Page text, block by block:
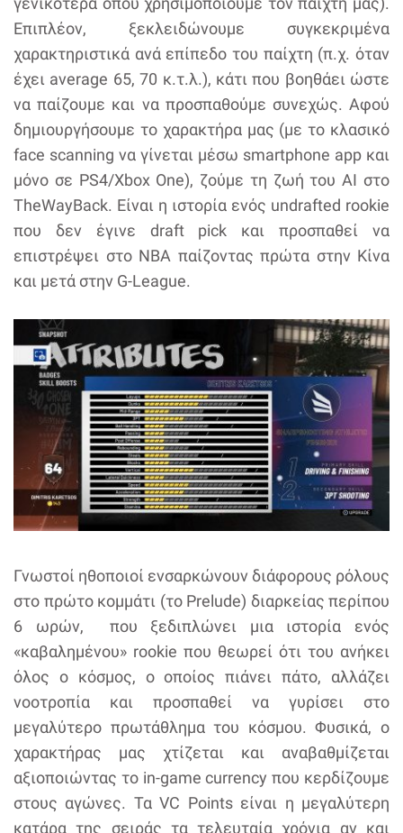
Επιπλέον, ξεκλειδώνουμε συγκεκριμένα
χαρακτηριστικά ανά επίπεδο του παίχτη (π.χ. όταν
έχει average 65, 70 κ.τ.λ.), κάτι που βοηθάει ώστε
να παίζουμε και να προσπαθούμε συνεχώς. Αφού
δημιουργήσουμε το χαρακτήρα μας (με το κλασικό
face scanning να γίνεται μέσω smartphone app και
μόνο σε PS4/Xbox One), ζούμε τη ζωή του AI στο
TheWayBack. Είναι η ιστορία ενός undrafted rookie
που δεν έγινε draft pick και προσπαθεί να
επιστρέψει στο NBA παίζοντας πρώτα στην Κίνα
και μετά στην G-League.
Γνωστοί ηθοποιοί ενσαρκώνουν διάφορους ρόλους
στο πρώτο κομμάτι (το Prelude) διαρκείας περίπου
6 ωρών, που ξεδιπλώνει μια ιστορία ενός
«καβαλημένου» rookie που θεωρεί ότι του ανήκει
όλος ο κόσμος, ο οποίος πιάνει πάτο, αλλάζει
νοοτροπία και προσπαθεί να γυρίσει στο
μεγαλύτερο πρωτάθλημα του κόσμου. Φυσικά, ο
χαρακτήρας μας χτίζεται και αναβαθμίζεται
αξιοποιώντας το in-game currency που κερδίζουμε
στους αγώνες. Τα VC Points είναι η μεγαλύτερη
κατάρα της σειράς τα τελευταία χρόνια αν και